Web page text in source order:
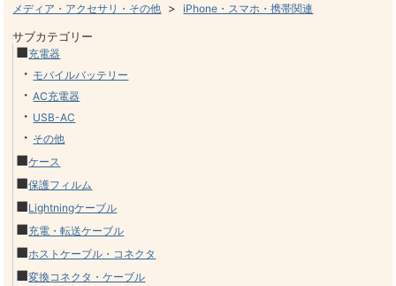
メディア・アクセサリ・その他 >iPhone・スマホ・携帯関連
サブカテゴリー
■充電器
・ モバイルバッテリー
・AC充電器
・ USB-AC
・ その他
■ケース
■保護フィルム
■Lightningケーブル
■充電・転送ケーブル
■ホストケーブル・コネクタ
■変換コネクタ・ケーブル